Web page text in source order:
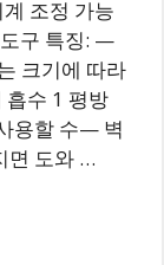
조정 가능
구 특징: —
크기에 따라
흡수 1 평방
용할 수— 벽
면 도와 …